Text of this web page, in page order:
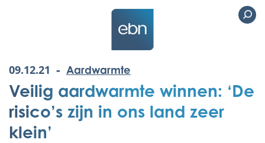
09.12.21 - Aardwarmte
Veilig aardwarmte winnen: ‘De
risico’s zijn in ons land zeer
klein’